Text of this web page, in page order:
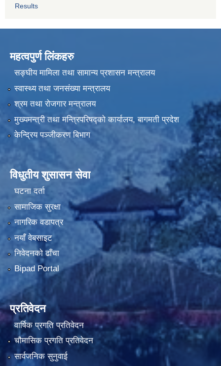
Results
महत्वपुर्ण लिंकहरु
सङ्घीय मामिला तथा सामान्य प्रशासन मन्त्रालय
स्वास्थ्य तथा जनसंख्या मन्त्रालय
श्रम तथा रोजगार मन्त्रालय
मुख्यमन्त्री तथा मन्त्रिपरिषद्को कार्यालय, बागमती प्रदेश
केन्द्रिय पञ्जीकरण बिभाग
विधुतीय शुसासन सेवा
घटना दर्ता
सामाजिक सुरक्षा
नागरिक वडापत्र
नयाँ वेबसाइट
निवेदनको ढाँचा
Bipad Portal
प्रतिवेदन
वार्षिक प्रगति प्रतिवेदन
चौमासिक प्रगति प्रतिवेदन
सार्वजनिक सुनुवाई